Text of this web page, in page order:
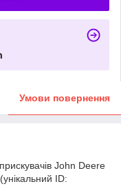
Умови повернення
John Deere
ID: